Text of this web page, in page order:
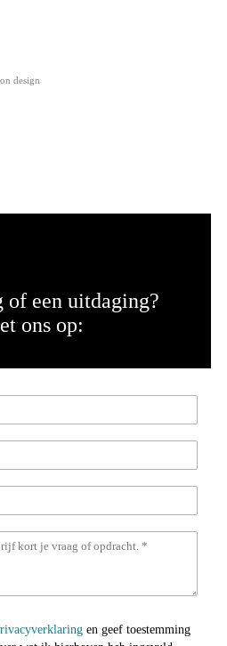
design
of een uitdaging?
ons op:
en geef toestemming